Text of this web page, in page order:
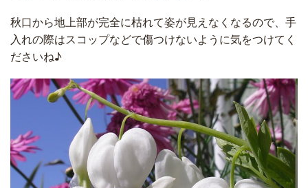
秋口から地上部が完全に枯れて姿が見えなくなるので、手
入れの際はスコップなどで傷つけないように気をつけてく
ださいね♪